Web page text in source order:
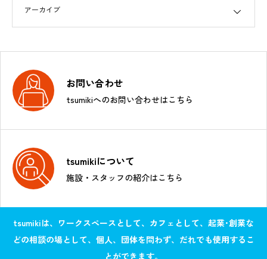
お問い合わせ
tsumikiへのお問い合わせはこちら
tsumikiについて
施設・スタッフの紹介はこちら
tsumikiは、ワークスペースとして、カフェとして、起業･創業な
どの相談の場として、個人、団体を問わず、だれでも使用するこ
とができます。